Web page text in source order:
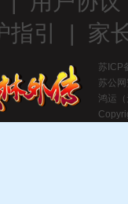
指引
| 家
苏ICP
苏公
鸿运